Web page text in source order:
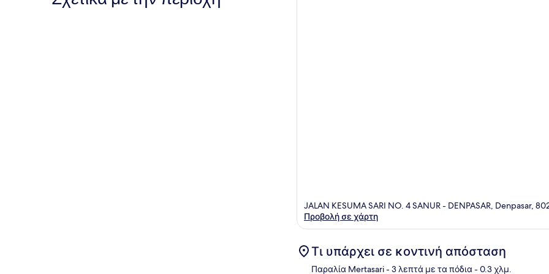
JALAN KESUMA SARI NO. 4 SANUR - DENPASAR, Denpasar,
Προβολή σε χάρτη
Τι υπάρχει σε κοντινή απόσταση
Παραλία Mertasari- 3 λεπτά με τα πόδια - 0.3 χλμ.